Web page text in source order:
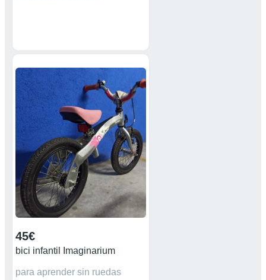
45€
bici infantil Imaginarium
para aprender sin ruedas